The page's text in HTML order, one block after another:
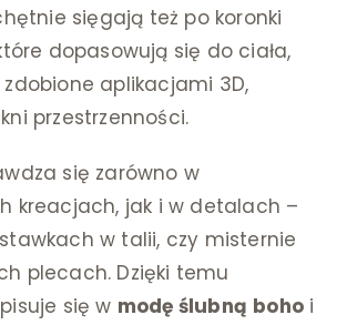
sięgają też po koronki
dopasowują się do ciała,
aplikacjami 3D,
przestrzenności.
się zarówno w
kreacjach, jak i w detalach –
w talii, czy misternie
plecach. Dzięki temu
się w modę ślubną boho i